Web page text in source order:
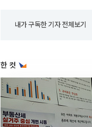
내가 구독한 기자 전체보기
한 컷